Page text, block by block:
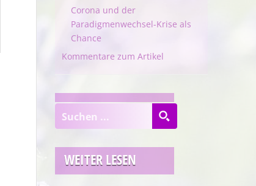
Corona und der
Paradigmenwechsel-Krise als
Chance
Kommentare zum Artikel
WEITER LESEN